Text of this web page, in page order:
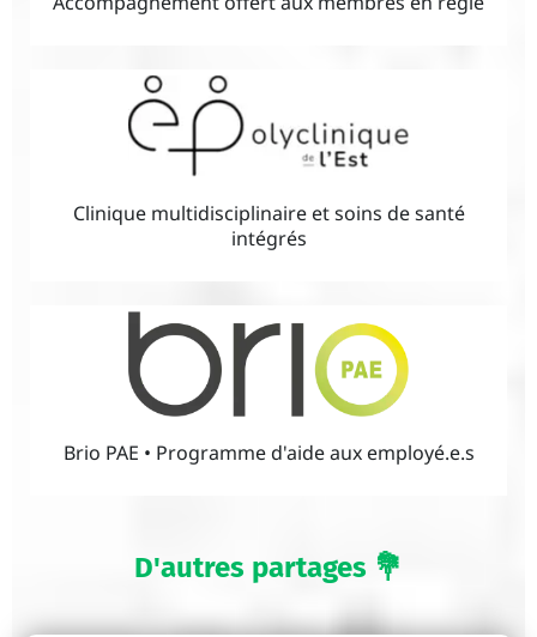
Clinique multidisciplinaire et soins de santé
intégrés
Brio PAE • Programme d'aide aux employé.e.s
D'autres partages 💐